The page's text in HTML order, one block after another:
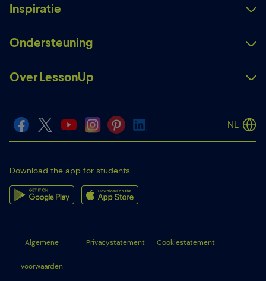
Inspiratie
Ondersteuning
Over LessonUp
NL
Download the app for students
Algemene
voorwaarden
Privacystatement Cookiestatement